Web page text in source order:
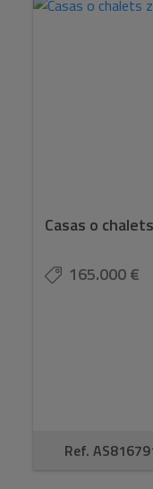
Casas o
165.000 €
Ref.